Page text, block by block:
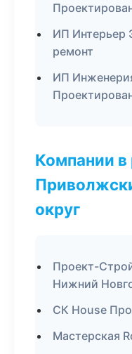
ИП Интерьер
ремонт
ИП
Компании в
округ
Проект-
Нижний
СК House
Мастерская